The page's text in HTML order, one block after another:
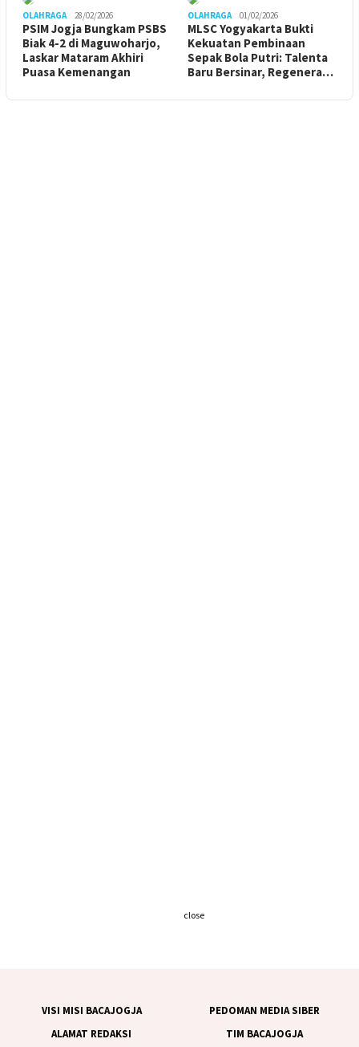
OLAHRAGA 28/02/2026
PSIM Jogja Bungkam PSBS
Biak 4-2 di Maguwoharjo,
Laskar Mataram Akhiri
Puasa Kemenangan
OLAHRAGA 01/02/2026
MLSC Yogyakarta Bukti
Kekuatan Pembinaan
Sepak Bola Putri: Talenta
Baru Bersinar, Regenera…
VISI MISI BACAJOGJA
PEDOMAN MEDIA SIBER
ALAMAT REDAKSI
TIM BACAJOGJA
close